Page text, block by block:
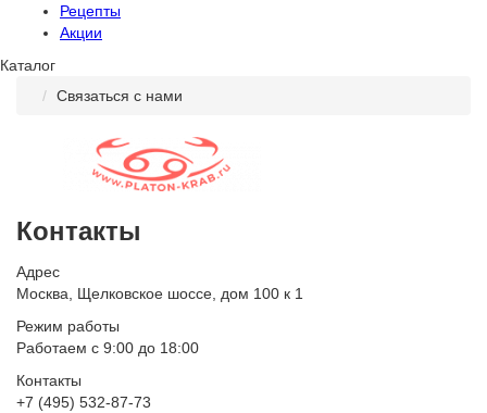
Рецепты
Акции
Каталог
Связаться с нами
Контакты
Адрес
Москва, Щелковское шоссе, дом 100 к 1
Режим работы
Работаем с 9:00 до 18:00
Контакты
+7 (495) 532-87-73